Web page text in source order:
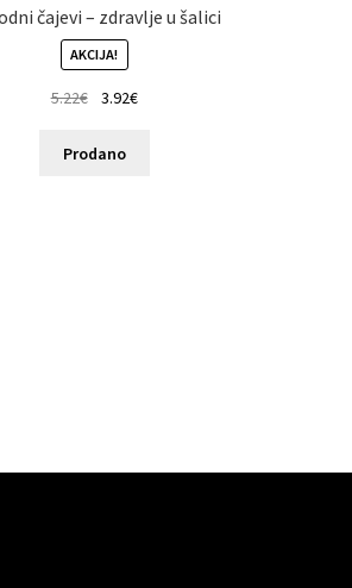
čajevi – zdravlje u šalici
AKCIJA!
5.22€ 3.92€
Prodano